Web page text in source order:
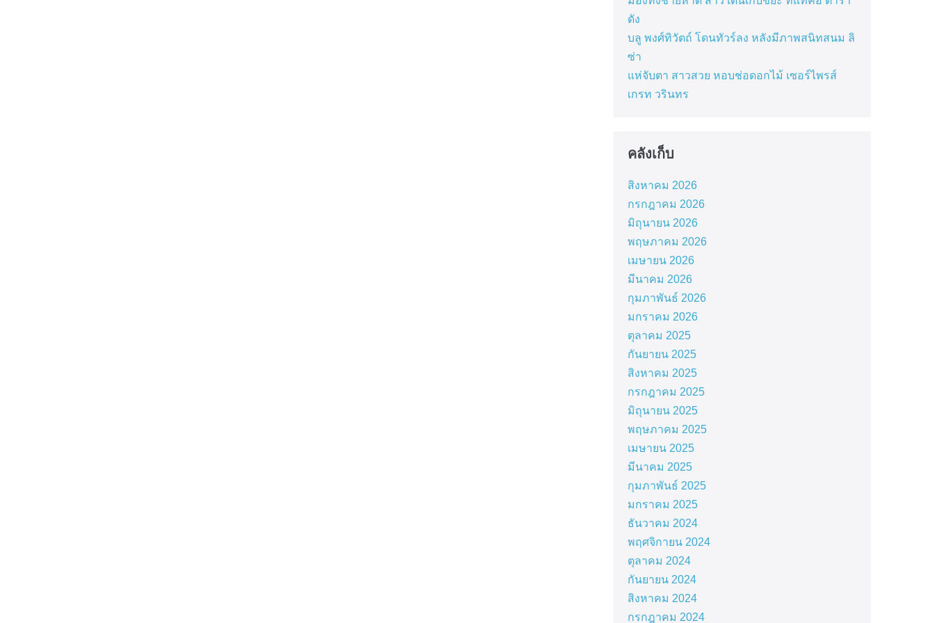
ดัง
บลู พงศ์ทิวัตถ์ โดนทัวร์ลง หลังมีภาพสนิทสนม ลิ
ซ่า
แห่จับตา สาวสวย หอบช่อดอกไม้ เซอร์ไพรส์
เกรท วรินทร
คลังเก็บ
สิงหาคม 2026
กรกฎาคม 2026
มิถุนายน 2026
พฤษภาคม 2026
เมษายน 2026
มีนาคม 2026
กุมภาพันธ์ 2026
มกราคม 2026
ตุลาคม 2025
กันยายน 2025
สิงหาคม 2025
กรกฎาคม 2025
มิถุนายน 2025
พฤษภาคม 2025
เมษายน 2025
มีนาคม 2025
กุมภาพันธ์ 2025
มกราคม 2025
ธันวาคม 2024
พฤศจิกายน 2024
ตุลาคม 2024
กันยายน 2024
สิงหาคม 2024
กรกฎาคม 2024